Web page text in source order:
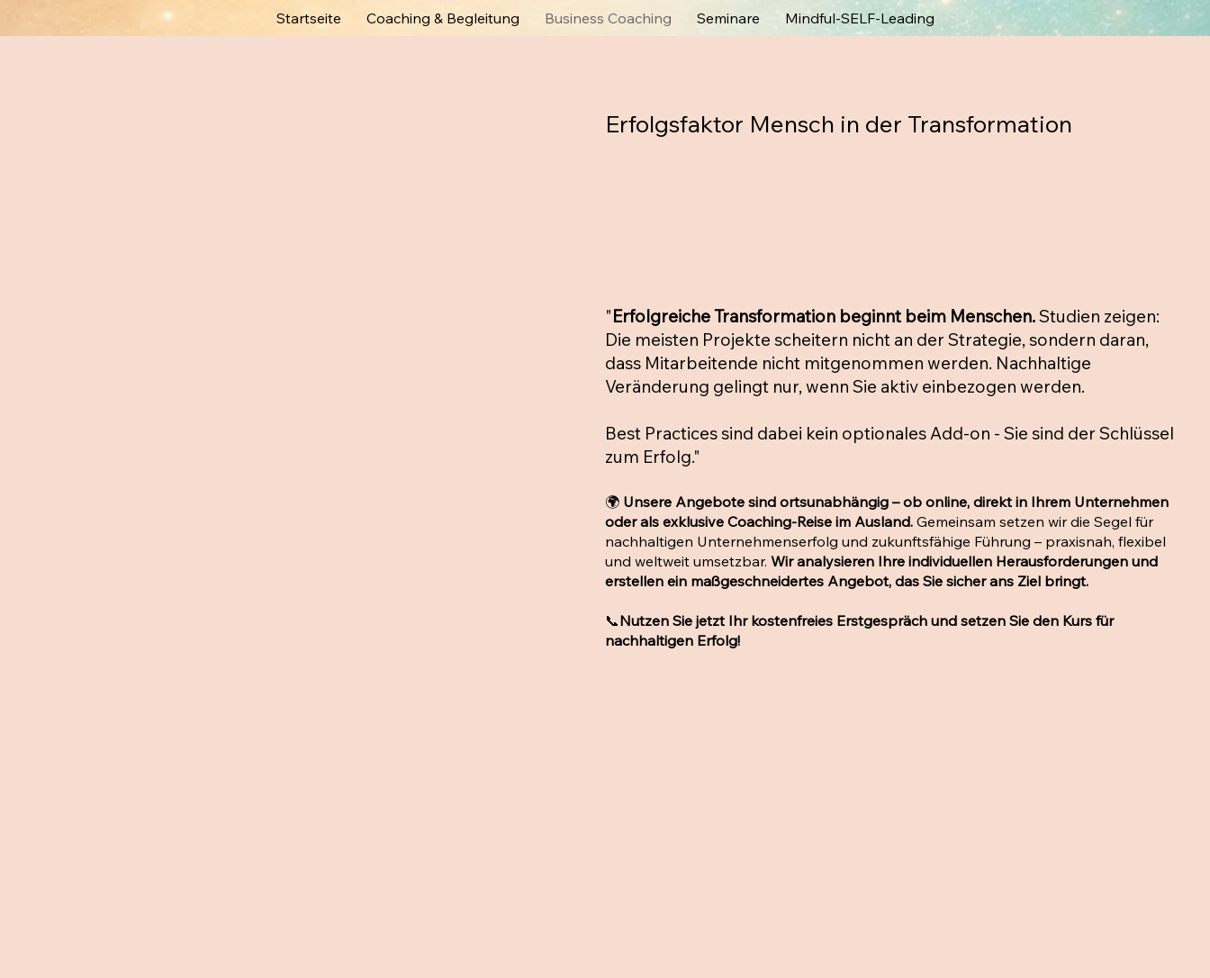
Startseite Coaching & Begleitung Business Coaching Seminare Mindful-SELF-Leading
Erfolgsfaktor Mensch in der Transformation
"Erfolgreiche Transformation beginnt beim Menschen.Studien zeigen:
Die meisten Projekte scheitern nicht an der Strategie, sondern daran,
dass Mitarbeitende nicht mitgenommen werden. Nachhaltige
Veränderung gelingt nur, wenn Sie aktiv einbezogen werden.
Best Practices sind dabei kein optionales Add-on - Sie sind der Schlüssel
zum Erfolg."
🌍 Unsere Angebote sind ortsunabhängig – ob online, direkt in Ihrem Unternehmen
oder als exklusive Coaching-Reise im Ausland. Gemeinsam setzen wir die Segel für
nachhaltigen Unternehmenserfolg und zukunftsfähige Führung – praxisnah, flexibel
und weltweit umsetzbar.Wir analysieren Ihre individuellen Herausforderungen und
erstellen ein maßgeschneidertes Angebot, das Sie sicher ans Ziel bringt.
📞Nutzen Sie jetzt Ihr kostenfreies Erstgespräch und setzen Sie den Kurs für
nachhaltigen Erfolg!